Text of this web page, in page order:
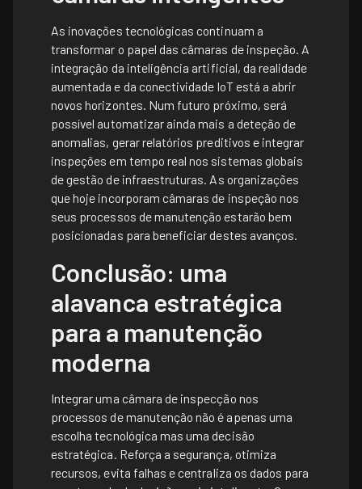
As inovações tecnológicas continuam a
transformar o papel das câmaras de inspeção. A
integração da inteligência artificial, da realidade
aumentada e da conectividade IoT está a abrir
novos horizontes. Num futuro próximo, será
possível automatizar ainda mais a deteção de
anomalias, gerar relatórios preditivos e integrar
inspeções em tempo real nos sistemas globais
de gestão de infraestruturas. As organizações
que hoje incorporam câmaras de inspeção nos
seus processos de manutenção estarão bem
posicionadas para beneficiar destes avanços.
Conclusão: uma
alavanca estratégica
para a manutenção
moderna
Integrar uma câmara de inspecção nos
processos de manutenção não é apenas uma
escolha tecnológica mas uma decisão
estratégica. Reforça a segurança, otimiza
recursos, evita falhas e centraliza os dados para